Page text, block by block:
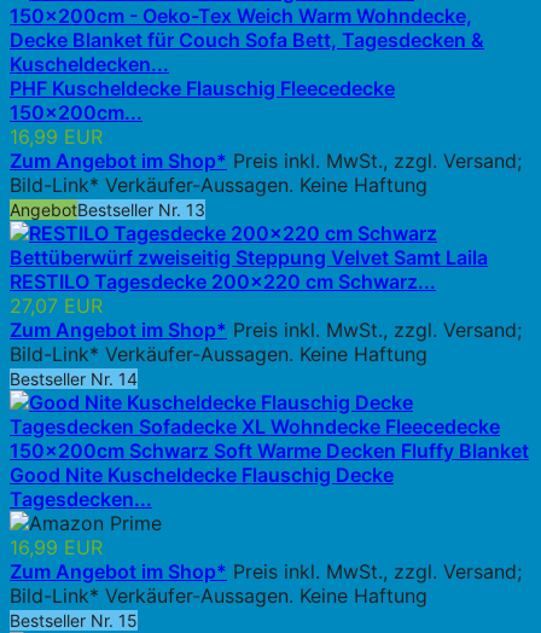
PHF Kuscheldecke Flauschig Fleecedecke
150x200cm...
16,99 EUR
Zum Angebot im Shop* Preis inkl. MwSt., zzgl. Versand;
Bild-Link* Verkäufer-Aussagen. Keine Haftung
AngebotBestseller Nr. 13
RESTILO Tagesdecke 200x220 cm Schwarz...
27,07 EUR
Zum Angebot im Shop* Preis inkl. MwSt., zzgl. Versand;
Bild-Link* Verkäufer-Aussagen. Keine Haftung
Bestseller Nr. 14
Good Nite Kuscheldecke Flauschig Decke
Tagesdecken...
16,99 EUR
Zum Angebot im Shop* Preis inkl. MwSt., zzgl. Versand;
Bild-Link* Verkäufer-Aussagen. Keine Haftung
Bestseller Nr. 15